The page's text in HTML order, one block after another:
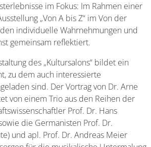
im Fokus: Im Rahmen einer
„Von A bis Z“ im Von der
individuelle Wahrnehmungen und
gemeinsam reflektiert.
des „Kultursalons“ bildet ein
zu dem auch interessierte
sind. Der Vortrag von Dr. Arne
von einem Trio aus den Reihen der
Prof. Dr. Hans
die Germanisten Prof. Dr.
und apl. Prof. Dr. Andreas Meier